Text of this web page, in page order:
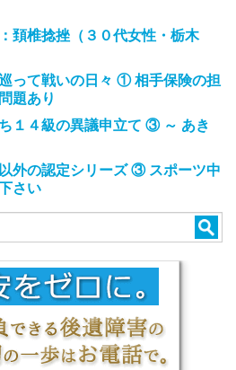
頚椎捻挫（３０代女性・栃木
って戦いの日々 ① 相手保険の担
題あり
１４級の異議申立て ③ ～ あき
外の認定シリーズ ③ スポーツ中
さい